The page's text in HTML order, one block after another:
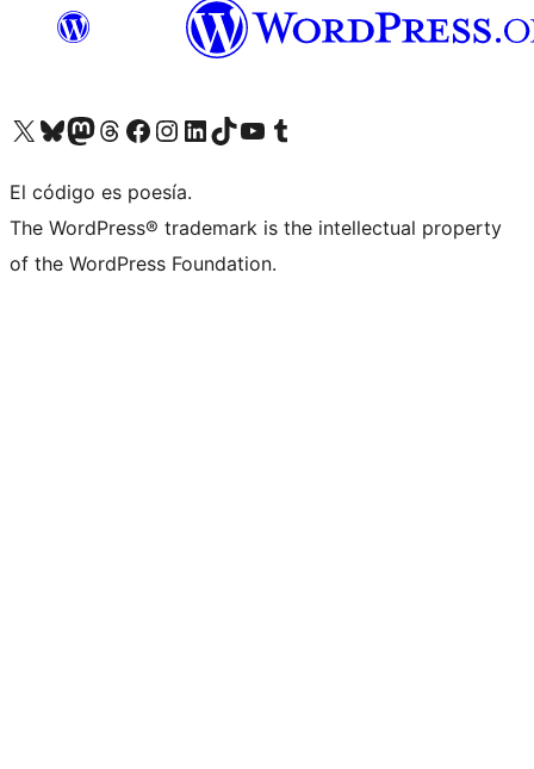
Visita nuestra cuenta de X (anteriormente Twitter)
Visita nuestra cuenta de Bluesky
Visita nuestra cuenta de Mastodon
Visita nuestra cuenta de Threads
Visita nuestra página de Facebook
Visita nuestra cuenta de Instagram
Visita nuestra cuenta de LinkedIn
Visita nuestra cuenta de TikTok
Visita nuestro canal de YouTube
Visita nuestra cuenta de Tumblr
El código es poesía.
The WordPress® trademark is the intellectual property
of the WordPress Foundation.